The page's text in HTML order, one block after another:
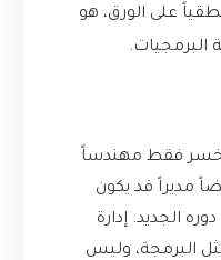
على الورق، هو
البرمجيات.
تخسر فقط مهندساً
مديراً قد يكون
الجديد. إدارة
البرمجة، وليس